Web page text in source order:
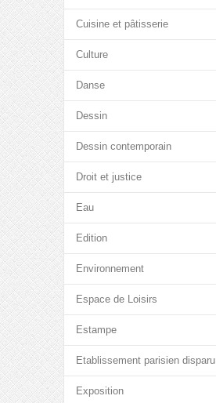
Cuisine et pâtisserie
Culture
Danse
Dessin
Dessin contemporain
Droit et justice
Eau
Edition
Environnement
Espace de Loisirs
Estampe
Etablissement parisien disparu
Exposition